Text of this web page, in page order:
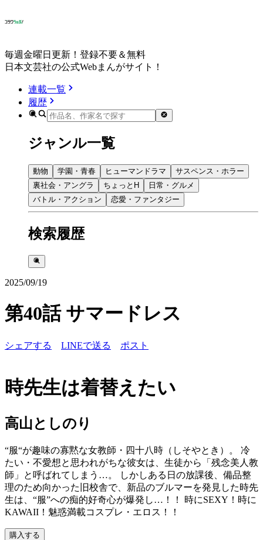
毎週金曜日更新！登録不要＆無料
日本文芸社の公式Webまんがサイト！
連載一覧
履歴
ジャンル一覧
動物 学園・青春 ヒューマンドラマ
サスペンス・ホラー
裏社会・アングラ
ちょっとH
日常・グルメ
バトル・アクション
恋愛・ファンタジー
検索履歴
2025/09/19
第40話 サマードレス
シェアする LINEで送る ポスト
時先生は着替えたい
高山としのり
“服“が趣味の寡黙な女教師・四十八時（しそやとき）。 冷
たい・不愛想と思われがちな彼女は、生徒から「残念美人教
師」と呼ばれてしまう…。 しかしある日の放課後、備品整
理のため向かった旧校舎で、新品のブルマーを発見した時先
生は、“服”への痴的好奇心が爆発し…！！ 時にSEXY！時に
KAWAII！魅惑満載コスプレ・エロス！！
購入する